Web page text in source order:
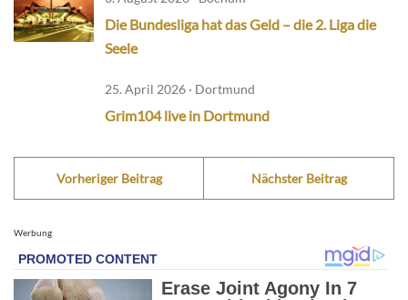
Die Bundesliga hat das Geld – die 2. Liga die
Seele
25. April 2026 · Dortmund
Grim104 live in Dortmund
Vorheriger Beitrag Nächster Beitrag
Werbung